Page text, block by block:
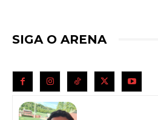
SIGA O ARENA